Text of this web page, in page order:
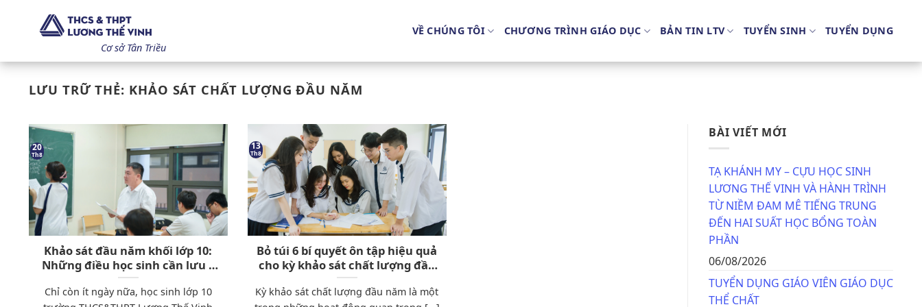
dung
Cơ sở Tân Triều
VỀ CHÚNG TÔI CHƯƠNG TRÌNH GIÁO DỤC BẢN TIN LTV TUYỂN SINH TUYỂN DỤNG
LƯU TRỮ THẺ: KHẢO SÁT CHẤT LƯỢNG ĐẦU NĂM
Khảo sát đầu năm khối lớp 10:
Những điều học sinh cần lưu ý
để tránh mất điểm oan
Chỉ còn ít ngày nữa, học sinh lớp 10
20
Th8
Bỏ túi 6 bí quyết ôn tập hiệu quả
cho kỳ khảo sát chất lượng đầu
năm tại trường Lương Thế Vinh
Kỳ khảo sát chất lượng đầu năm là một
13
Th8
BÀI VIẾT MỚI
TẠ KHÁNH MY – CỰU HỌC SINH
LƯƠNG THẾ VINH VÀ HÀNH TRÌNH
TỪ NIỀM ĐAM MÊ TIẾNG TRUNG
ĐẾN HAI SUẤT HỌC BỔNG TOÀN
PHẦN
06/08/2026
TUYỂN DỤNG GIÁO VIÊN GIÁO DỤC
THỂ CHẤT